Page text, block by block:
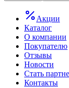
Акции
Каталог
О компании
Покупателю
Отзывы
Новости
Стать
Контакты